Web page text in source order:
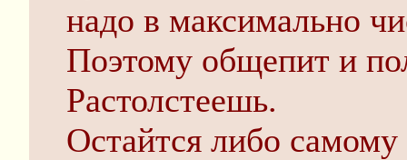
надо в максимально
Поэтому общепит и
Растолстеешь.
Остайтся либо